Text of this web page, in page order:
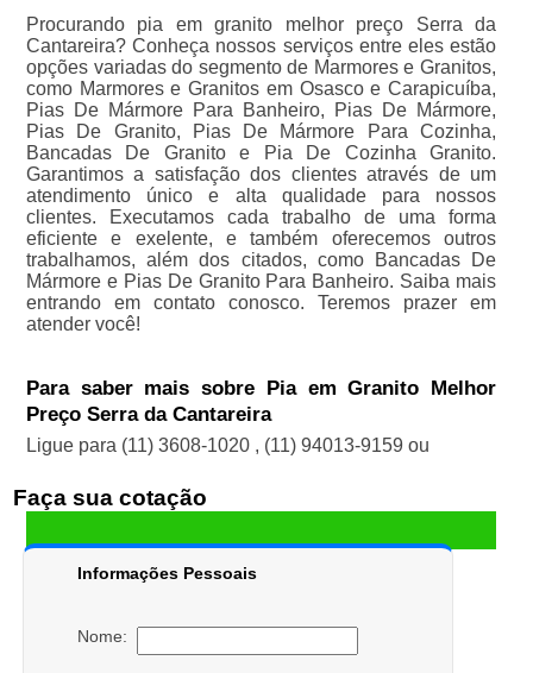
Procurando pia em granito melhor preço Serra da
Cantareira? Conheça nossos serviços entre eles estão
opções variadas do segmento de Marmores e Granitos,
como Marmores e Granitos em Osasco e Carapicuíba,
Pias De Mármore Para Banheiro, Pias De Mármore,
Pias De Granito, Pias De Mármore Para Cozinha,
Bancadas De Granito e Pia De Cozinha Granito.
Garantimos a satisfação dos clientes através de um
atendimento único e alta qualidade para nossos
clientes. Executamos cada trabalho de uma forma
eficiente e exelente, e também oferecemos outros
trabalhamos, além dos citados, como Bancadas De
Mármore e Pias De Granito Para Banheiro. Saiba mais
entrando em contato conosco. Teremos prazer em
atender você!
Para saber mais sobre Pia em Granito Melhor
Preço Serra da Cantareira
Ligue para (11) 3608-1020 , (11) 94013-9159 ou
Faça sua cotação
Informações Pessoais
Nome: